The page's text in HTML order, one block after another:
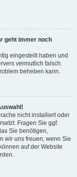
geht immer noch
eingestellt haben und
vermutlich falsch.
beheben kann.
nicht installiert oder
Fragen Sie ggf.
Sie benötigen,
wir uns freuen, wenn Sie
auf der Website